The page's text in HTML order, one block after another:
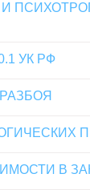
УК РФ
В